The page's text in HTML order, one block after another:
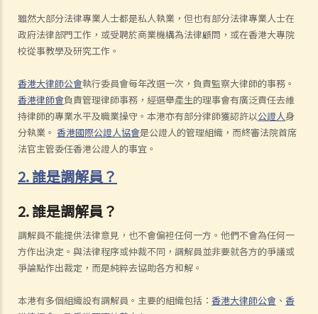
雖然大部分法律專業人士都是私人執業，但也有部分法律專業人士在
政府法律部門工作，或受聘於商業機構為法律顧問，或在香港大專院
校從事教學及研究工作。
香港大律師公會執行委員會每年改選一次，負責監察大律師的事務。
香港律師會負責管理律師事務，經選舉產生的理事會有廣泛責任去維
持律師的專業水平及職業操守。本港亦有部分律師獲認許以公證人身
分執業。 香港國際公證人協會是公證人的管理組織，而終審法院首席
法官主管委任香港公證人的事宜。
2. 誰是調解員？
2. 誰是調解員？
調解員不能提供法律意見，也不會偏袒任何一方。他們不會為任何一
方作出決定。與法律程序或仲裁不同，調解員並非要就各方的爭議或
爭論點作出裁定，而是純粹去協助各方和解。
本港有多個組織設有調解員。主要的組織包括： 香港大律師公會 、 香